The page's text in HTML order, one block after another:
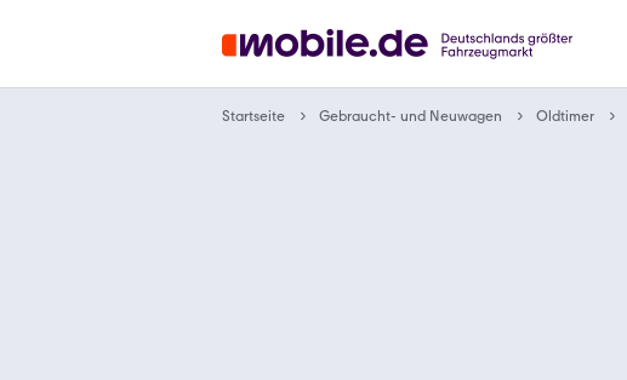
Startseite Gebraucht- und Neuwagen Oldtimer